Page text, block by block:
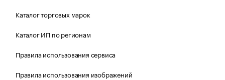
Каталог торговых марок
Каталог ИП по регионам
Правила использования сервиса
Правила использования изображений